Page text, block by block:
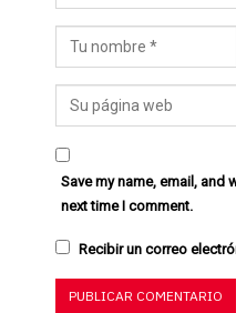
Save my name, email,
next time I comment.
Recibir un correo